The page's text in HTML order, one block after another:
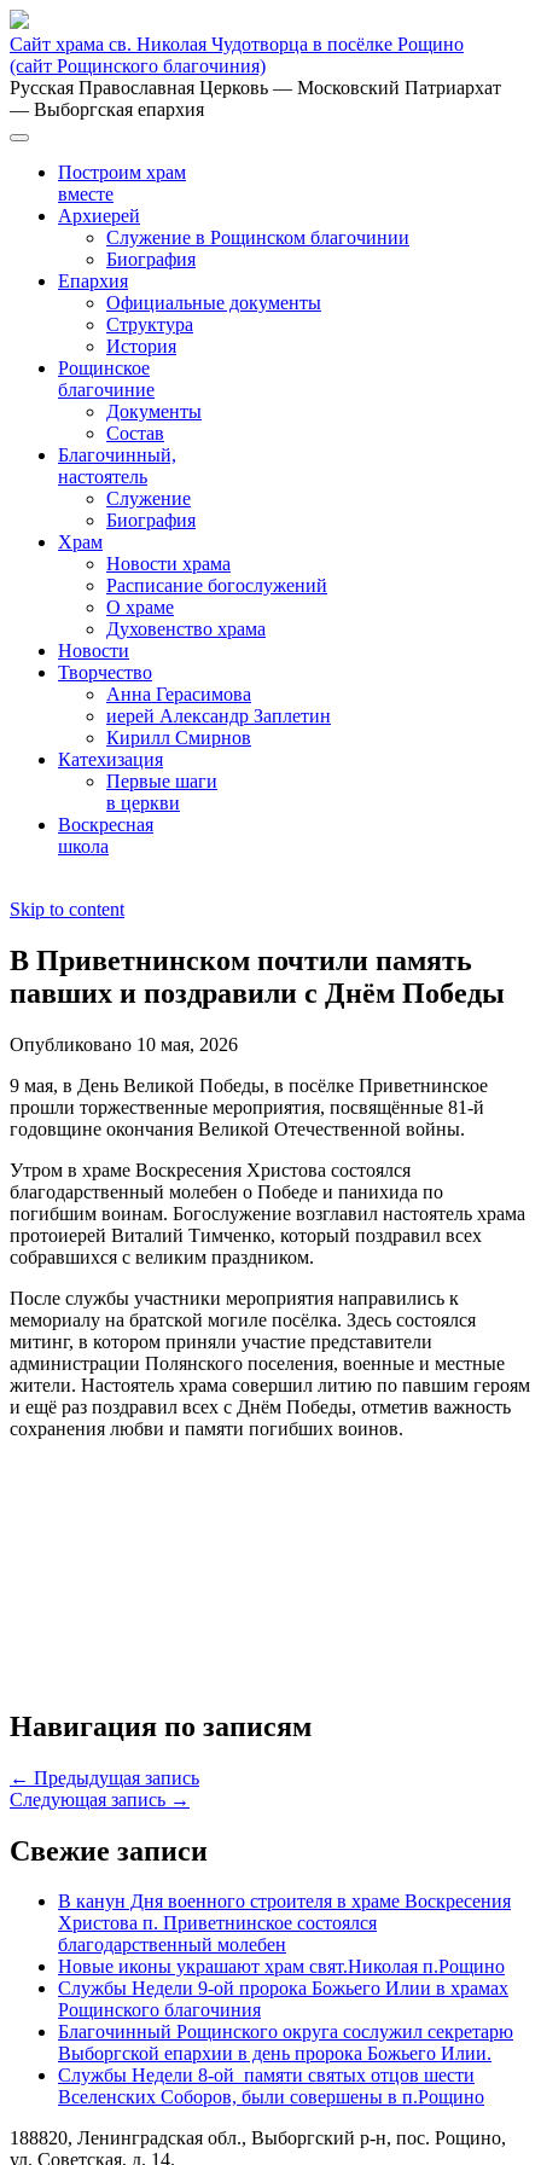
Сайт храма св. Николая Чудотворца в посёлке Рощино
(сайт Рощинского благочиния)
Русская Православная Церковь — Московский Патриархат
— Выборгская епархия
Построим храм
вместе
Архиерей
Служение в Рощинском благочинии
Биография
Епархия
Официальные документы
Структура
История
Рощинское
благочиние
Документы
Состав
Благочинный,
настоятель
Служение
Биография
Храм
Новости храма
Расписание богослужений
О храме
Духовенство храма
Новости
Творчество
Анна Герасимова
иерей Александр Заплетин
Кирилл Смирнов
Катехизация
Первые шаги
в церкви
Воскресная
школа
Skip to content
В Приветнинском почтили память
павших и поздравили с Днём Победы
Опубликовано 10 мая, 2026
9 мая, в День Великой Победы, в посёлке Приветнинское
прошли торжественные мероприятия, посвящённые 81-й
годовщине окончания Великой Отечественной войны.
Утром в храме Воскресения Христова состоялся
благодарственный молебен о Победе и панихида по
погибшим воинам. Богослужение возглавил настоятель храма
протоиерей Виталий Тимченко, который поздравил всех
собравшихся с великим праздником.
После службы участники мероприятия направились к
мемориалу на братской могиле посёлка. Здесь состоялся
митинг, в котором приняли участие представители
администрации Полянского поселения, военные и местные
жители. Настоятель храма совершил литию по павшим героям
и ещё раз поздравил всех с Днём Победы, отметив важность
сохранения любви и памяти погибших воинов.
Навигация по записям
← Предыдущая запись
Следующая запись →
Свежие записи
В канун Дня военного строителя в храме Воскресения
Христова п. Приветнинское состоялся
благодарственный молебен
Новые иконы украшают храм свят.Николая п.Рощино
Службы Недели 9-ой пророка Божьего Илии в храмах
Рощинского благочиния
Благочинный Рощинского округа сослужил секретарю
Выборгской епархии в день пророка Божьего Илии.
Службы Недели 8-ой памяти святых отцов шести
Вселенских Соборов, были совершены в п.Рощино
188820, Ленинградская обл., Выборгский р-н, пос. Рощино,
ул. Советская, д. 14.